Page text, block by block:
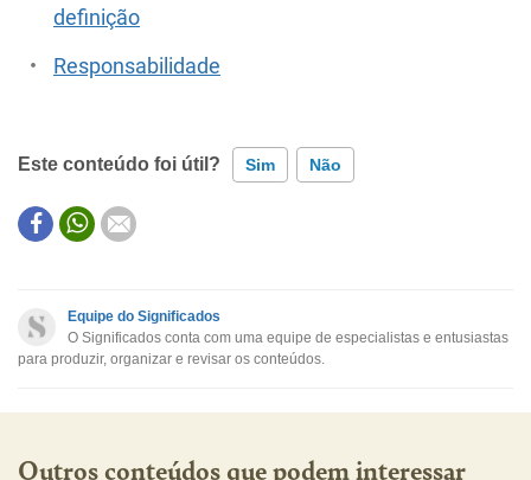
definição
Responsabilidade
Este conteúdo foi útil? Sim Não
Este conteúdo não tem a informação que procuro
Outro
Equipe do Significados
O Significados conta com uma equipe de especialistas e entusiastas
para produzir, organizar e revisar os conteúdos.
Outros conteúdos que podem interessar